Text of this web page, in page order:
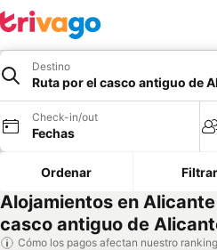
Destino
Ruta por el casco antiguo de
Check-in/out
Fechas
Ordenar Filtrar
Alojamientos en
casco antiguo de
Cómo los pagos afectan nuestro ranking